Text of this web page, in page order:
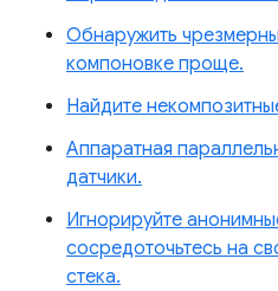
Обнаружить
компоновке проще.
Найдите
Аппаратная
датчики.
Игнорируйте
сосредоточьтесь на
стека.